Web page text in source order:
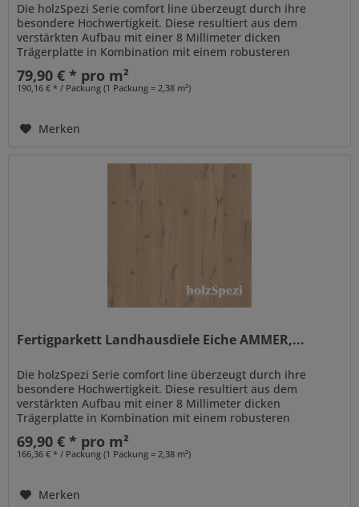
Die holzSpezi Serie comfort line überzeugt durch ihre
besondere Hochwertigkeit. Diese resultiert aus dem
verstärkten Aufbau mit einer 8 Millimeter dicken
Trägerplatte in Kombination mit einem robusteren
Gegenzug. Auch der...
79,90 € * pro m²
190,16 € * / Packung (1 Packung = 2,38 m²)
Merken
Fertigparkett Landhausdiele Eiche AMMER,...
Die holzSpezi Serie comfort line überzeugt durch ihre
besondere Hochwertigkeit. Diese resultiert aus dem
verstärkten Aufbau mit einer 8 Millimeter dicken
Trägerplatte in Kombination mit einem robusteren
Gegenzug. Auch der...
69,90 € * pro m²
166,36 € * / Packung (1 Packung = 2,38 m²)
Merken